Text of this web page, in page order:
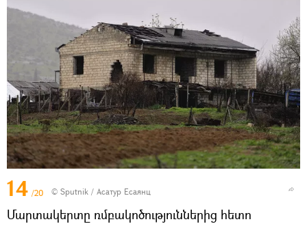
14 /20 © Sputnik / Асатур Есаянц
Մարտակերտը ռմբակոծություններից հետո